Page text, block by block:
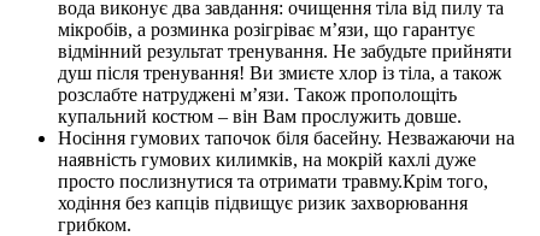
вода виконує два завдання: очищення тіла від пилу та
мікробів, а розминка розігріває м’язи, що гарантує
відмінний результат тренування. Не забудьте прийняти
душ після тренування! Ви змиєте хлор із тіла, а також
розслабте натруджені м’язи. Також прополощіть
купальний костюм – він Вам прослужить довше.
Носіння гумових тапочок біля басейну. Незважаючи на
наявність гумових килимків, на мокрій кахлі дуже
просто послизнутися та отримати травму.Крім того,
ходіння без капців підвищує ризик захворювання
грибком.